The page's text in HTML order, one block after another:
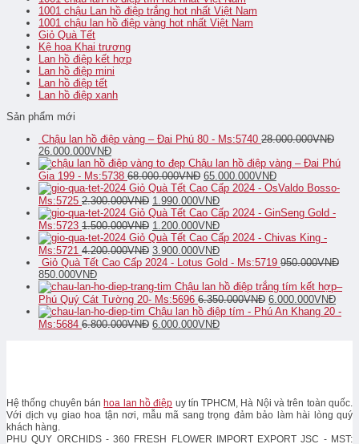
1001 chậu Lan hồ điệp trắng hot nhất Việt Nam
1001 chậu lan hồ điệp vàng hot nhất Việt Nam
Giỏ Quà Tết
Kệ hoa Khai trương
Lan hồ điệp kết hợp
Lan hồ điệp mini
Lan hồ điệp tết
Lan hồ điệp xanh
Sản phẩm mới
Chậu lan hồ điệp vàng – Đai Phú 80 - Ms:5740 28.000.000VNĐ
26.000.000VNĐ
Chậu lan hồ điệp vàng – Đai Phú
Gia 199 - Ms:5738 68.000.000VNĐ 65.000.000VNĐ
Giỏ Quà Tết Cao Cấp 2024 - OsValdo Bosso-
Ms:5725 2.300.000VNĐ 1.990.000VNĐ
Giỏ Quà Tết Cao Cấp 2024 - GinSeng Gold -
Ms:5723 1.500.000VNĐ 1.200.000VNĐ
Giỏ Quà Tết Cao Cấp 2024 - Chivas King -
Ms:5721 4.200.000VNĐ 3.900.000VNĐ
Giỏ Quà Tết Cao Cấp 2024 - Lotus Gold - Ms:5719 950.000VNĐ
850.000VNĐ
Chậu lan hồ điệp trắng tím kết hợp–
Phú Quý Cát Tường 20- Ms:5696 6.350.000VNĐ 6.000.000VNĐ
Chậu lan hồ điệp tím - Phú An Khang 20 -
Ms:5684 6.800.000VNĐ 6.000.000VNĐ
Hệ thống chuyên bán hoa lan hồ điệp uy tín TPHCM, Hà Nội và trên toàn quốc.
Với dịch vụ giao hoa tận nơi, mẫu mã sang trọng đảm bảo làm hài lòng quý
khách hàng.
PHU QUY ORCHIDS - 360 FRESH FLOWER IMPORT EXPORT JSC - MST: